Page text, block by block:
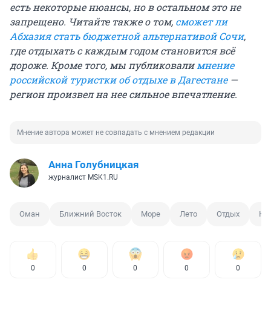
есть некоторые нюансы, но в остальном это не
запрещено. Читайте также о том, сможет ли
Абхазия стать бюджетной альтернативой Сочи,
где отдыхать с каждым годом становится всё
дороже. Кроме того, мы публиковалимнение
российской туристки об отдыхе в Дагестане—
регион произвел на нее сильное впечатление.
Мнение автора может не совпадать с мнением редакции
Анна Голубницкая
журналист MSK1.RU
Оман Ближний Восток Море Лето Отдых
0 0 0 0 0